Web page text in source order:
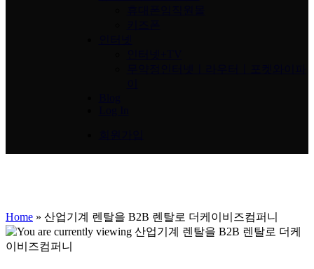
Home » 산업기계 렌탈을 B2B 렌탈로 더케이비즈컴퍼니